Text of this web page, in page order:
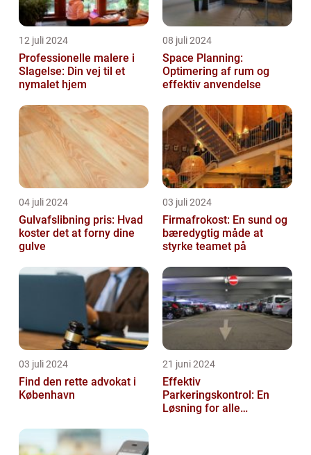
12 juli 2024
Professionelle malere i
Slagelse: Din vej til et
nymalet hjem
08 juli 2024
Space Planning:
Optimering af rum og
effektiv anvendelse
04 juli 2024
Gulvafslibning pris: Hvad
koster det at forny dine
gulve
03 juli 2024
Firmafrokost: En sund og
bæredygtig måde at
styrke teamet på
03 juli 2024
Find den rette advokat i
København
21 juni 2024
Effektiv
Parkeringskontrol: En
Løsning for alle